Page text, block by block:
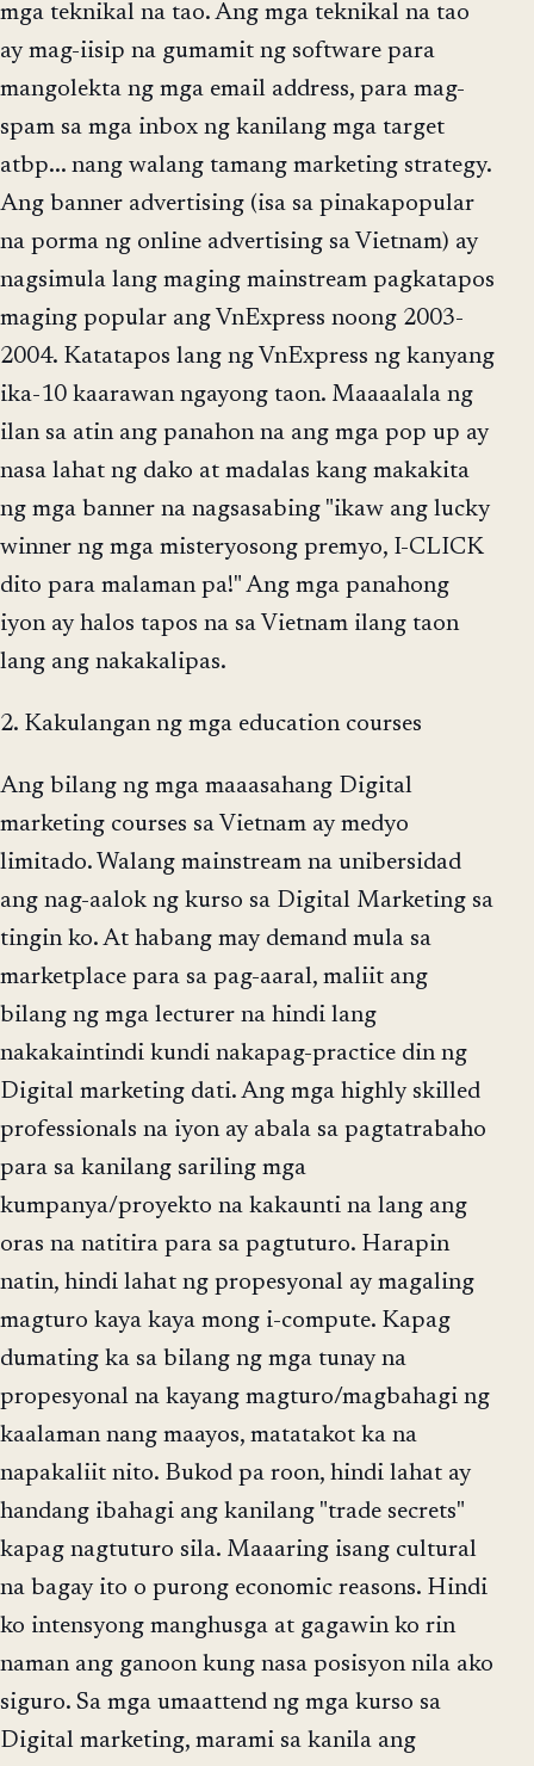
mga teknikal na tao. Ang mga teknikal na tao
ay mag-iisip na gumamit ng software para
mangolekta ng mga email address, para mag-
spam sa mga inbox ng kanilang mga target
atbp... nang walang tamang marketing strategy.
Ang banner advertising (isa sa pinakapopular
na porma ng online advertising sa Vietnam) ay
nagsimula lang maging mainstream pagkatapos
maging popular ang VnExpress noong 2003-
2004. Katatapos lang ng VnExpress ng kanyang
ika-10 kaarawan ngayong taon. Maaaalala ng
ilan sa atin ang panahon na ang mga pop up ay
nasa lahat ng dako at madalas kang makakita
ng mga banner na nagsasabing "ikaw ang lucky
winner ng mga misteryosong premyo, I-CLICK
dito para malaman pa!" Ang mga panahong
iyon ay halos tapos na sa Vietnam ilang taon
lang ang nakakalipas.
2. Kakulangan ng mga education courses
Ang bilang ng mga maaasahang Digital
marketing courses sa Vietnam ay medyo
limitado. Walang mainstream na unibersidad
ang nag-aalok ng kurso sa Digital Marketing sa
tingin ko. At habang may demand mula sa
marketplace para sa pag-aaral, maliit ang
bilang ng mga lecturer na hindi lang
nakakaintindi kundi nakapag-practice din ng
Digital marketing dati. Ang mga highly skilled
professionals na iyon ay abala sa pagtatrabaho
para sa kanilang sariling mga
kumpanya/proyekto na kakaunti na lang ang
oras na natitira para sa pagtuturo. Harapin
natin, hindi lahat ng propesyonal ay magaling
magturo kaya kaya mong i-compute. Kapag
dumating ka sa bilang ng mga tunay na
propesyonal na kayang magturo/magbahagi ng
kaalaman nang maayos, matatakot ka na
napakaliit nito. Bukod pa roon, hindi lahat ay
handang ibahagi ang kanilang "trade secrets"
kapag nagtuturo sila. Maaaring isang cultural
na bagay ito o purong economic reasons. Hindi
ko intensyong manghusga at gagawin ko rin
naman ang ganoon kung nasa posisyon nila ako
siguro. Sa mga umaattend ng mga kurso sa
Digital marketing, marami sa kanila ang